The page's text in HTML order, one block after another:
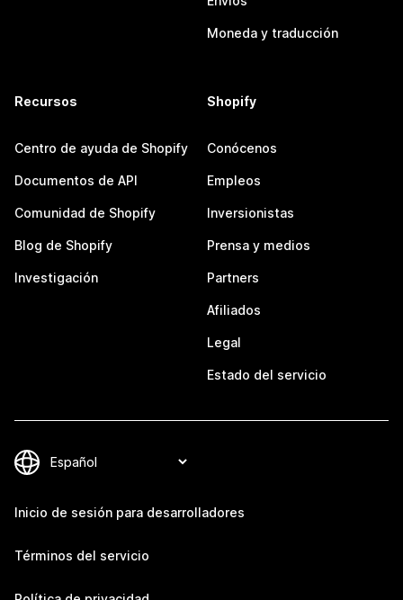
Moneda y traducción
Recursos
Centro de ayuda de Shopify
Documentos de API
Comunidad de Shopify
Blog de Shopify
Investigación
Shopify
Conócenos
Empleos
Inversionistas
Prensa y medios
Partners
Afiliados
Legal
Estado del servicio
Inicio de sesión para desarrolladores
Términos del servicio